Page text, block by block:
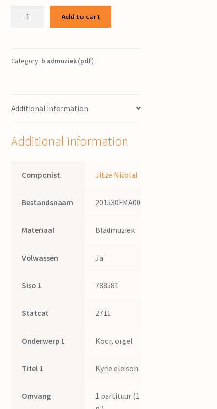
koor
Jitze
Add to cart
Category: bladmuziek (pdf)
Additional information
Additional information
Componist Jitze Nicolai
Bestandsnaam 201530FMA006
Materiaal Bladmuziek
Volwassen Ja
Siso 1 788581
Statcat 2711
Onderwerp 1 Koor, orgel
Titel 1 Kyrie eleison
Omvang
1 partituur (1